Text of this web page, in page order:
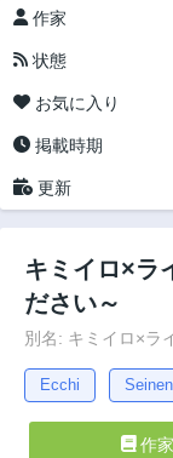
作家
状態
お気に入り
掲載時期
更新
キミイロ×ラ
ださい～
別名: キミイロ×ラ
Ecchi Seinen
作家